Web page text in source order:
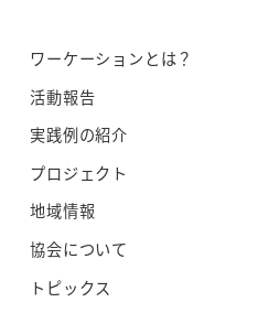
ワーケーションとは？
活動報告
実践例の紹介
プロジェクト
地域情報
協会について
トピックス